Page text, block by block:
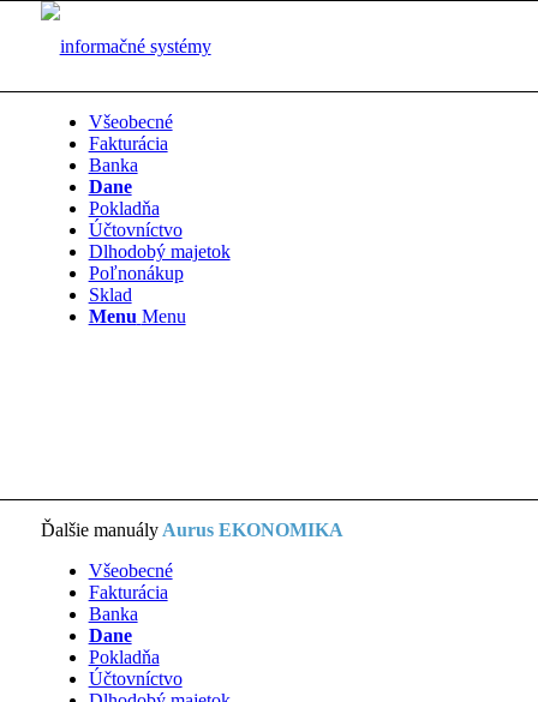
Všeobecné
Fakturácia
Banka
Dane
Pokladňa
Účtovníctvo
Dlhodobý majetok
Poľnonákup
Sklad
Menu Menu
Ďalšie manuályAurus EKONOMIKA
Všeobecné
Fakturácia
Banka
Dane
Pokladňa
Účtovníctvo